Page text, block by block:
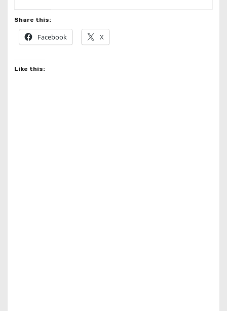
Share this:
Facebook X
Like this: